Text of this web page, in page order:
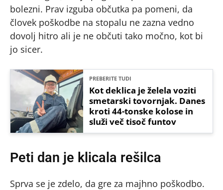
bolezni. Prav izguba občutka pa pomeni, da
človek poškodbe na stopalu ne zazna vedno
dovolj hitro ali je ne občuti tako močno, kot bi
jo sicer.
PREBERITE TUDI
Kot deklica je želela voziti
smetarski tovornjak. Danes
kroti 44-tonske kolose in
služi več tisoč funtov
Peti dan je klicala rešilca
Sprva se je zdelo, da gre za majhno poškodbo.